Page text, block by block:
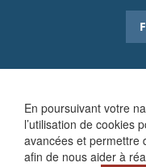
En poursuivant votre
l’utilisation de cookies
avancées et permettre
afin de nous aider à